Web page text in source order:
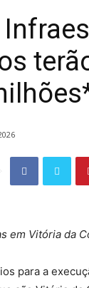
em Vitória da
para a